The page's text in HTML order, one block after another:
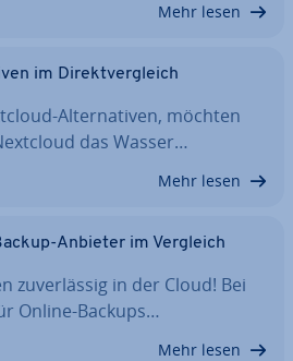
Mehr lesen
im Di­rekt­ver­gleich
Al­ter­na­ti­ven, möchten
das Wasser…
Mehr lesen
Anbieter im Vergleich
zu­ver­läs­sig in der Cloud! Bei
Online-Backups…
Mehr lesen